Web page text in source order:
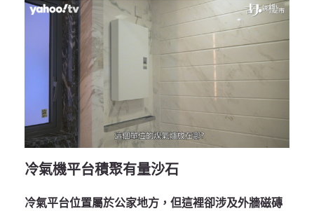
冷氣機平台積聚有量沙石
冷氣平台位置屬於公家地方，但這裡卻涉及外牆磁磚